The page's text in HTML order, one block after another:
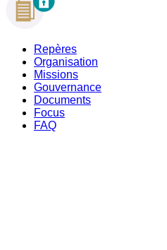
Repères
Organisation
Missions
Gouvernance
Documents
Focus
FAQ